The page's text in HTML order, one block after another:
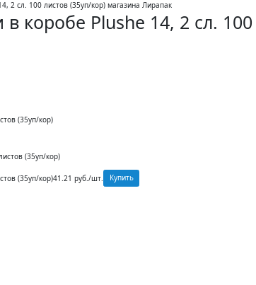
коробе Plushe 14, 2 сл.
(35уп/кор)
(35уп/кор)
(35уп/кор)41.21 руб./шт.
Купить